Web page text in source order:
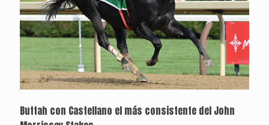
Buttah con Castellano el más consistente del John